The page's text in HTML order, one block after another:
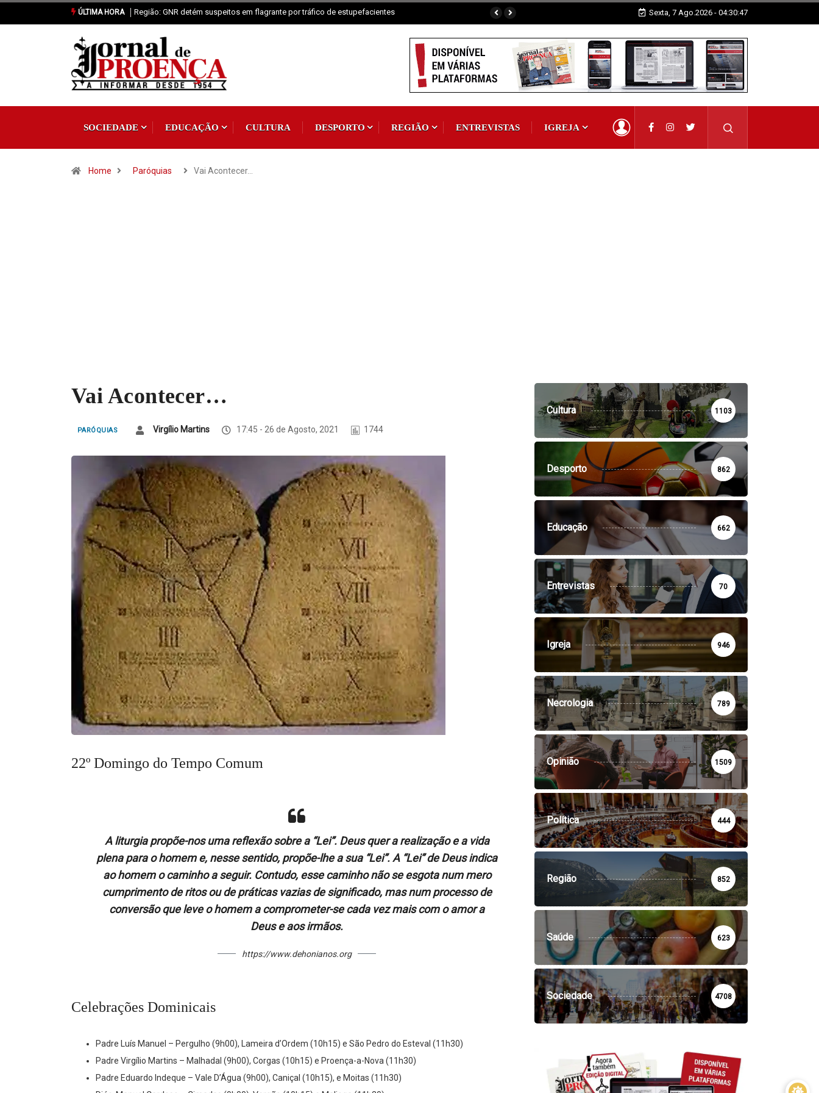
ÚLTIMA HORA Proença-a-Nova: Paróquia vai celebrar Padroeira Sexta, 7 Ago.2026 - 04:30:48
SOCIEDADE EDUCAÇÃO CULTURA DESPORTO REGIÃO ENTREVISTAS IGREJA
Home Paróquias Vai Acontecer…
Vai Acontecer…
PARÓQUIAS Virgílio Martins 17:45 - 26 de Agosto, 2021 1744
22º Domingo do Tempo Comum
A liturgia propõe-nos uma reflexão sobre a “Lei”. Deus quer a realização e a vida
plena para o homem e, nesse sentido, propõe-lhe a sua “Lei”. A “Lei” de Deus indica
ao homem o caminho a seguir. Contudo, esse caminho não se esgota num mero
cumprimento de ritos ou de práticas vazias de significado, mas num processo de
conversão que leve o homem a comprometer-se cada vez mais com o amor a
Deus e aos irmãos.
https://www.dehonianos.org
Celebrações Dominicais
Padre Luís Manuel – Pergulho (9h00), Lameira d’Ordem (10h15) e São Pedro do Esteval (11h30)
Padre Virgílio Martins – Malhadal (9h00), Corgas (10h15) e Proença-a-Nova (11h30)
Padre Eduardo Indeque – Vale D’Água (9h00), Caniçal (10h15), e Moitas (11h30)
Cultura 1103
Desporto 862
Educação 662
Entrevistas 70
Igreja 946
Necrologia 789
Opinião 1509
Política 444
Região 852
Saúde 623
Sociedade 4708